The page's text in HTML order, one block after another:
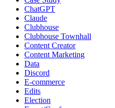
ChatGPT
Claude
Clubhouse
Clubhouse Townhall
Content Creator
Content Marketing
Data
Discord
E-commerce
Edits
Election